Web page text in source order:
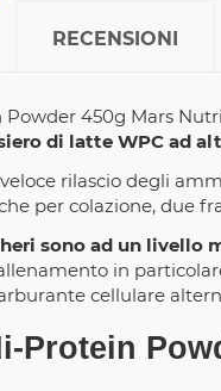
RECENSIONI
Powder 450g Mars
di latte WPC ad
rilascio degli
per colazione, due
sono ad un livello
in
cellulare
Protein